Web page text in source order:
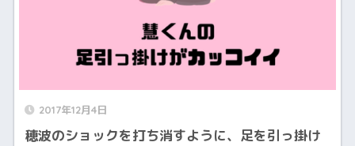
2017年12月4日
穂波のショックを打ち消すように、足を引っ掛け